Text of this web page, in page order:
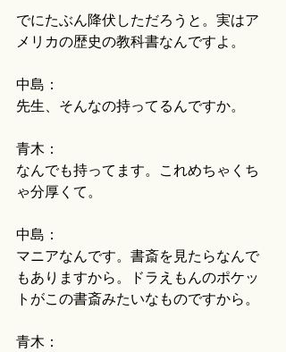
でにたぶん降伏しただろうと。実はア
メリカの歴史の教科書なんですよ。
中島：
先生、そんなの持ってるんですか。
青木：
なんでも持ってます。これめちゃくち
ゃ分厚くて。
中島：
マニアなんです。書斎を見たらなんで
もありますから。ドラえもんのポケッ
トがこの書斎みたいなものですから。
青木：